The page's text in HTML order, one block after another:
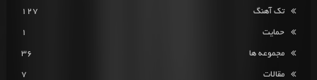
تک آهنگ 127
حمایت 1
مجموعه ها 36
مقالات 7